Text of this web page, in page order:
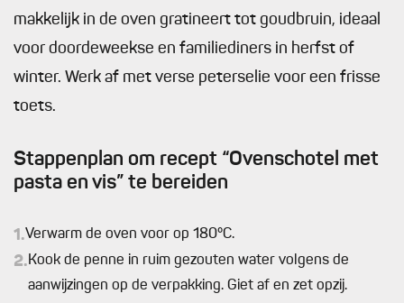
makkelijk in de oven gratineert tot goudbruin, ideaal
voor doordeweekse en familiediners in herfst of
winter. Werk af met verse peterselie voor een frisse
toets.
Stappenplan om recept “Ovenschotel met
pasta en vis” te bereiden
1.Verwarm de oven voor op 180°C.
2.Kook de penne in ruim gezouten water volgens de
aanwijzingen op de verpakking. Giet af en zet opzij.